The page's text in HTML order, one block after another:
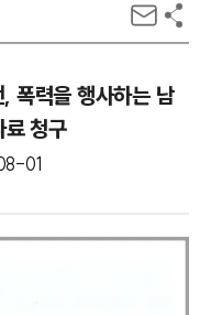
폭력을 행사하는 남
료 청구
01